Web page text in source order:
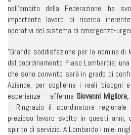
nell’ambito della Federazione, ha
importante lavoro di ricerca
operativi del sistema di emergenza-
“Grande soddisfazione per la nomina di
del coordinamento Fiaso Lombardia:
che sono convinto sarà in grado di
Aziende, per coglierne i reali bisogni
esperienze – afferma Giovanni
-. Ringrazio il coordinatore
prezioso lavoro svolto in questi anni,
spirito di servizio. A Lombardo i miei